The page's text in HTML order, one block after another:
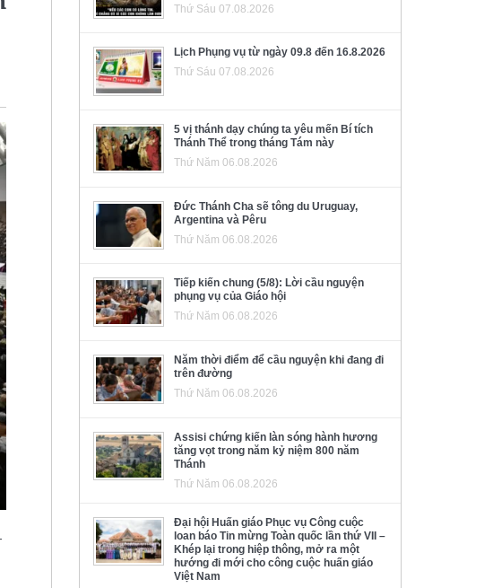
Thứ Sáu 07.08.2026
Lịch Phụng vụ từ ngày 09.8 đến 16.8.2026
Thứ Sáu 07.08.2026
5 vị thánh dạy chúng ta yêu mến Bí tích
Thánh Thể trong tháng Tám này
Thứ Năm 06.08.2026
Đức Thánh Cha sẽ tông du Uruguay,
Argentina và Pêru
Thứ Năm 06.08.2026
Tiếp kiến chung (5/8): Lời cầu nguyện
phụng vụ của Giáo hội
Thứ Năm 06.08.2026
Năm thời điểm để cầu nguyện khi đang đi
trên đường
Thứ Năm 06.08.2026
Assisi chứng kiến làn sóng hành hương
tăng vọt trong năm kỷ niệm 800 năm
Thánh
Thứ Năm 06.08.2026
Đại hội Huấn giáo Phục vụ Công cuộc
loan báo Tin mừng Toàn quốc lần thứ VII –
Khép lại trong hiệp thông, mở ra một
hướng đi mới cho công cuộc huấn giáo
Việt Nam